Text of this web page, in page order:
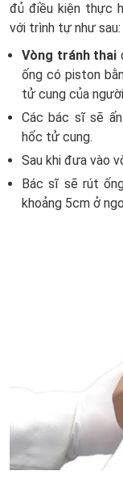
đủ điều kiện thực
với trình tự như sau:
Vòng tránh thai
ống có piston
tử cung của
Các bác sĩ sẽ
hốc tử cung.
Sau khi đưa vào
Bác sĩ sẽ rút
khoảng 5cm ở